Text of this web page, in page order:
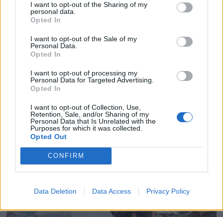
I want to opt-out of the Sharing of my
personal data.
Opted In
I want to opt-out of the Sale of my
Personal Data.
Opted In
I want to opt-out of processing my
Personal Data for Targeted Advertising.
Opted In
I want to opt-out of Collection, Use,
Retention, Sale, and/or Sharing of my
Personal Data that Is Unrelated with the
Purposes for which it was collected.
Opted Out
CONFIRM
Data Deletion Data Access Privacy Policy
Politiets teori: Tok igjen
fritidsbåten bakfra